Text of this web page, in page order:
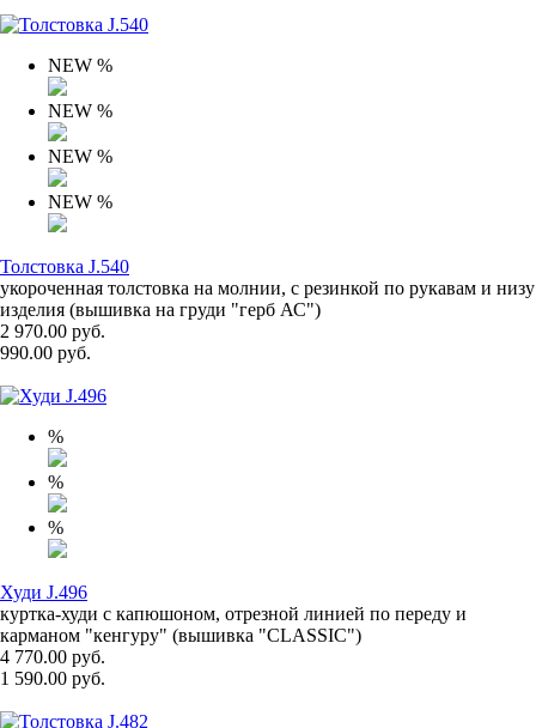
NEW %
NEW %
NEW %
NEW %
Толстовка J.540
укороченная толстовка на молнии, с резинкой по рукавам и низу
изделия (вышивка на груди "герб АС")
2 970.00 руб.
990.00 руб.
%
%
%
Худи J.496
куртка-худи с капюшоном, отрезной линией по переду и
карманом "кенгуру" (вышивка "CLASSIC")
4 770.00 руб.
1 590.00 руб.